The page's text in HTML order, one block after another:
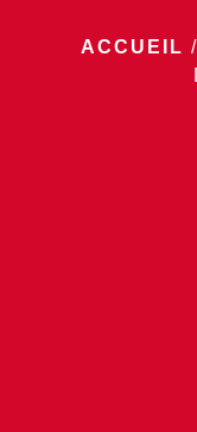
ACCUEIL /